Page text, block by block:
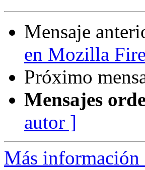
Mensaje
en Mozilla
Próximo
Mensajes
autor ]
Más